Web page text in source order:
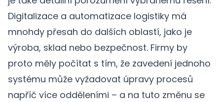
Digitalizace a automatizace logistiky má
mnohdy přesah do dalších oblastí, jako je
výroba, sklad nebo bezpečnost. Firmy by
proto měly počítat s tím, že zavedení jednoho
systému může vyžadovat úpravy procesů
napříč více odděleními – a na tuto změnu se